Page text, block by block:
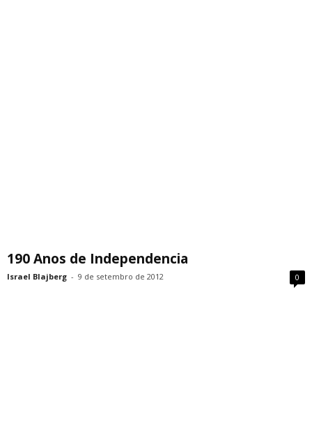
190 Anos de Independencia
Israel Blajberg - 9 de setembro de 2012 0